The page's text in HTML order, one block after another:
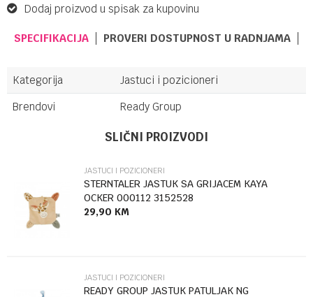
Dodaj proizvod u spisak za kupovinu
SPECIFIKACIJA PROVERI DOSTUPNOST U RADNJAMA
Kategorija
Jastuci i pozicioneri
Brendovi
Ready Group
Poruka
SLIČNI PROIZVODI
JASTUCI I POZICIONERI
STERNTALER JASTUK SA GRIJACEM KAYA
OCKER 000112 3152528
29,90 KM
JASTUCI I POZICIONERI
READY GROUP JASTUK PATULJAK NG